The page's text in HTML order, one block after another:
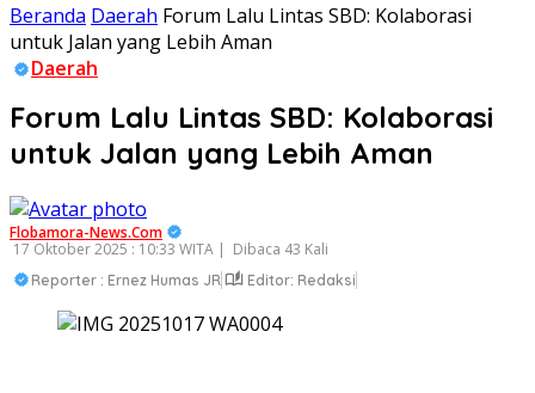
Beranda Daerah Forum Lalu Lintas SBD: Kolaborasi
untuk Jalan yang Lebih Aman
Daerah
Forum Lalu Lintas SBD: Kolaborasi
untuk Jalan yang Lebih Aman
Flobamora-News.Com
17 Oktober 2025 : 10:33 WITA | Dibaca 43 Kali
Reporter : Ernez Humas JR Editor: Redaksi